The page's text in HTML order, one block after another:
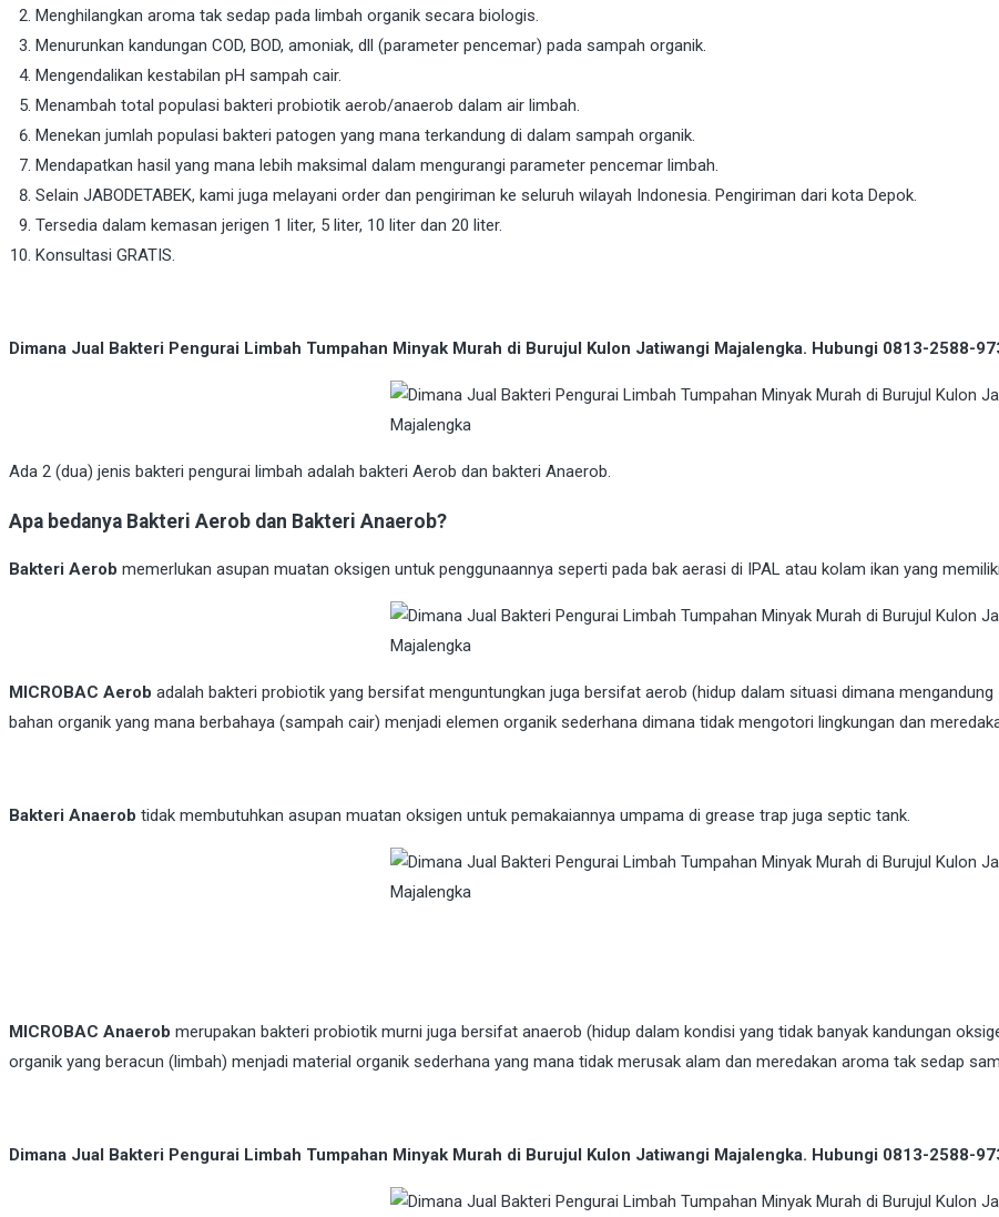
Menghilangkan aroma tak sedap pada limbah organik secara biologis.
Menurunkan kandungan COD, BOD, amoniak, dll (parameter pencemar) pada sampah organik.
Mengendalikan kestabilan pH sampah cair.
Menambah total populasi bakteri probiotik aerob/anaerob dalam air limbah.
Menekan jumlah populasi bakteri patogen yang mana terkandung di dalam sampah organik.
Mendapatkan hasil yang mana lebih maksimal dalam mengurangi parameter pencemar limbah.
Selain JABODETABEK, kami juga melayani order dan pengiriman ke seluruh wilayah Indonesia. Pengiriman dari kota Depok.
Tersedia dalam kemasan jerigen 1 liter, 5 liter, 10 liter dan 20 liter.
Konsultasi GRATIS.
Dimana Jual Bakteri Pengurai Limbah Tumpahan Minyak Murah di Burujul Kulon Jatiwangi Majalengka. Hubungi 0813-2588-
Ada 2 (dua) jenis bakteri pengurai limbah adalah bakteri Aerob dan bakteri Anaerob.
Apa bedanya Bakteri Aerob dan Bakteri Anaerob?
Bakteri Aerob memerlukan asupan muatan oksigen untuk penggunaannya seperti pada bak aerasi di IPAL atau kolam ikan yang
MICROBAC Aerob adalah bakteri probiotik yang bersifat menguntungkan juga bersifat aerob (hidup dalam situasi dimana
bahan organik yang mana berbahaya (sampah cair) menjadi elemen organik sederhana dimana tidak mengotori lingkungan dan
Bakteri Anaerob tidak membutuhkan asupan muatan oksigen untuk pemakaiannya umpama di grease trap juga septic tank.
MICROBAC Anaerob merupakan bakteri probiotik murni juga bersifat anaerob (hidup dalam kondisi yang tidak banyak kandungan
organik yang beracun (limbah) menjadi material organik sederhana yang mana tidak merusak alam dan meredakan aroma tak sedap
Dimana Jual Bakteri Pengurai Limbah Tumpahan Minyak Murah di Burujul Kulon Jatiwangi Majalengka. Hubungi 0813-2588-